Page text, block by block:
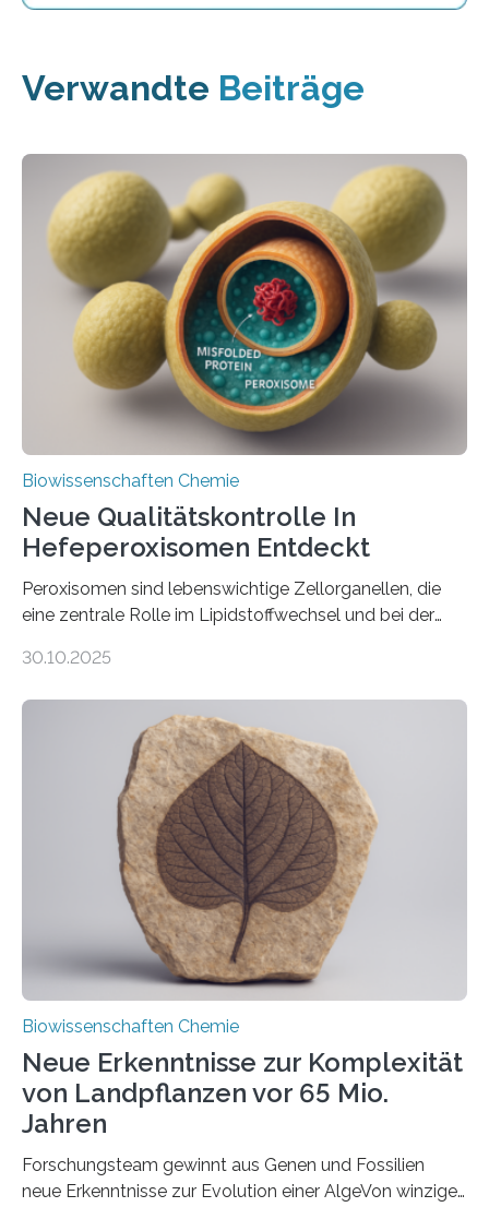
Verwandte Beiträge
Biowissenschaften Chemie
Neue Qualitätskontrolle In
Hefeperoxisomen Entdeckt
Peroxisomen sind lebenswichtige Zellorganellen, die
eine zentrale Rolle im Lipidstoffwechsel und bei der
erfüllen können, müssen zahlreiche Enzyme präzise in
der Ruhr-Universität Bochum um Prof. Dr. Ralf Erdmann
und Dr. Ismaila Francis Yusuf hat nun einen bislang
unbekannten Qualitätskontrollmechanismus des
peroxisomalen Proteintransports in der Bäckerhefe
Saccharomyces cerevisiae entdeckt, der für die
Funktionsfähigkeit der Organellen entscheidend ist. Die
Studie wurde am 28. Oktober 2025 in der
Fachzeitschrift…
30.10.2025
Biowissenschaften Chemie
Neue Erkenntnisse zur Komplexität
von Landpflanzen vor 65 Mio.
Jahren
Forschungsteam gewinnt aus Genen und Fossilien
neue Erkenntnisse zur Evolution einer AlgeVon winzigen